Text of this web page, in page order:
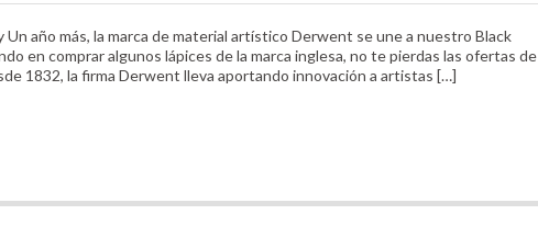
Un año más, la marca de material artístico Derwent se une a nuestro Black
en comprar algunos lápices de la marca inglesa, no te pierdas las ofertas de
1832, la firma Derwent lleva aportando innovación a artistas […]